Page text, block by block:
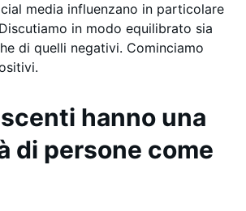
media influenzano in particolare
in modo equilibrato sia
di quelli negativi. Cominciamo
hanno una
di persone come